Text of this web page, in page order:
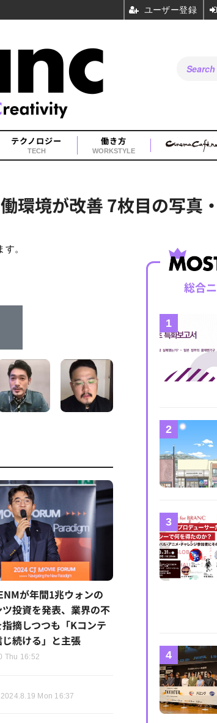
テクノロジー
TECH
働き方
WORKSTYLE
環境が改善 7枚目の写真
。
が年間1兆ウォンの
ツ投資を発表、業界の不
摘しつつも「Kコンテ
続ける」と主張
Thu 16:52
2024.8.19 Mon 16:37
総合
ユーザー登録